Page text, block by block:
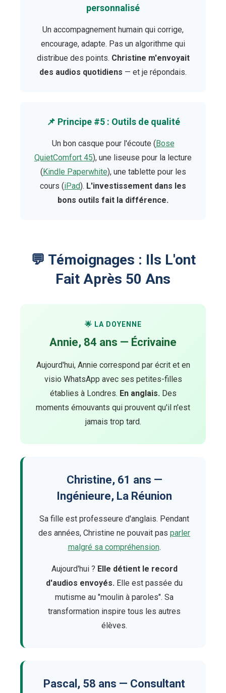
personnalisé
Un accompagnement humain qui corrige,
encourage, adapte. Pas un algorithme qui
distribue des points. Christine m'envoyait
des audios quotidiens — et je répondais.
📌 Principe #5 : Outils de qualité
Un bon casque pour l'écoute (Bose
QuietComfort 45), une liseuse pour la lecture
(Kindle Paperwhite), une tablette pour les
cours (iPad). L'investissement dans les
bons outils fait la différence.
💬 Témoignages : Ils L'ont
Fait Après 50 Ans
🌟 LA DOYENNE
Annie, 84 ans — Écrivaine
Aujourd'hui, Annie correspond par écrit et en
visio WhatsApp avec ses petites-filles
établies à Londres. En anglais.Des
moments émouvants qui prouvent qu'il n'est
jamais trop tard.
Christine, 61 ans —
Ingénieure, La Réunion
Sa fille est professeure d'anglais. Pendant
des années, Christine ne pouvait pas parler
malgré sa compréhension.
Aujourd'hui ? Elle détient le record
d'audios envoyés. Elle est passée du
mutisme au "moulin à paroles". Sa
transformation inspire tous les autres
élèves.
Pascal, 58 ans — Consultant